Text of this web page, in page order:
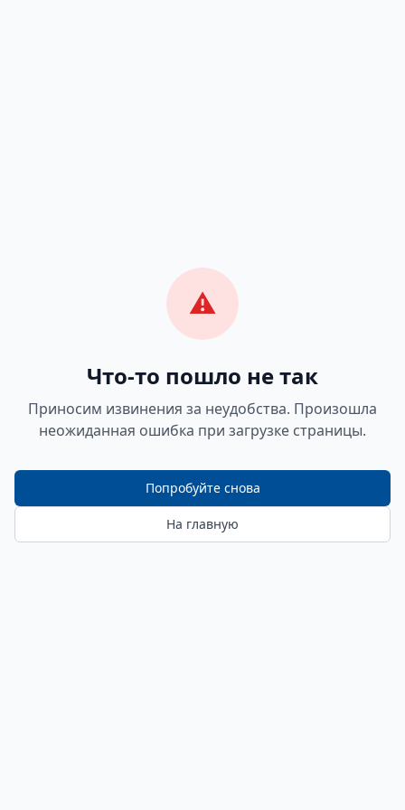
⚠️
Что-то пошло не так
Приносим извинения за неудобства. Произошла
неожиданная ошибка при загрузке страницы.
Попробуйте снова
На главную